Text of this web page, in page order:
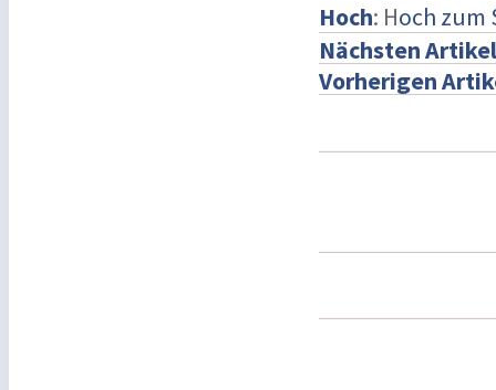
Hoch: Hoch zum
Nächsten Artikel
Vorherigen